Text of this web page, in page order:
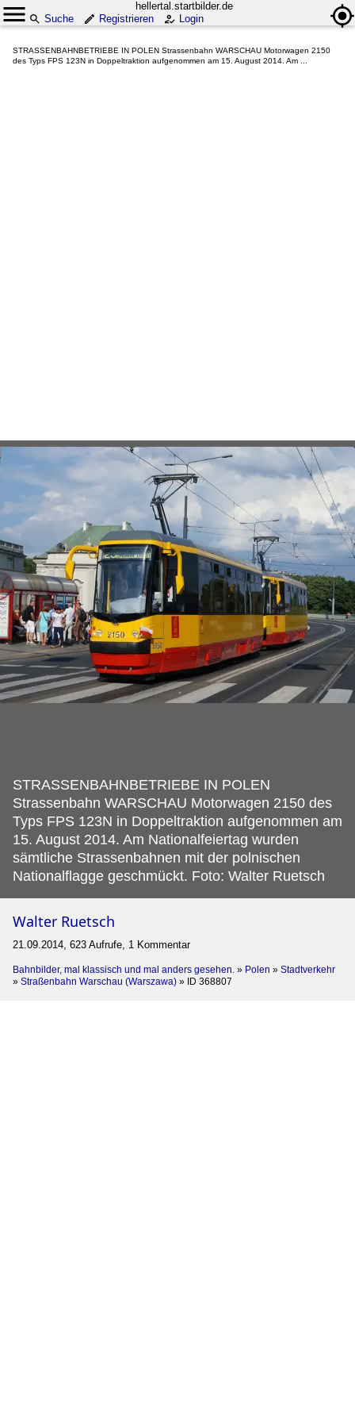
hellertal.startbilder.de
Suche
Registrieren Login
STRASSENBAHNBETRIEBE IN POLEN Strassenbahn WARSCHAU Motorwagen 2150
des Typs FPS 123N in Doppeltraktion aufgenommen am 15. August 2014. Am ...
STRASSENBAHNBETRIEBE IN POLEN
Strassenbahn WARSCHAU Motorwagen 2150 des
Typs FPS 123N in Doppeltraktion aufgenommen am
15. August 2014. Am Nationalfeiertag wurden
sämtliche Strassenbahnen mit der polnischen
Nationalflagge geschmückt. Foto: Walter Ruetsch
Walter Ruetsch
21.09.2014, 623 Aufrufe, 1 Kommentar
Bahnbilder, mal klassisch und mal anders gesehen. » Polen » Stadtverkehr
» Straßenbahn Warschau (Warszawa) » ID 368807